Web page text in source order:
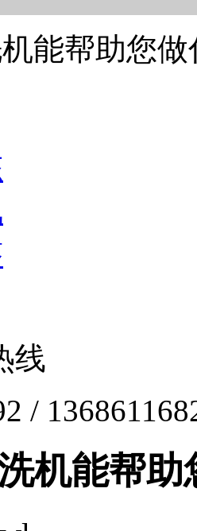
能帮助您做
线
/
机能帮助